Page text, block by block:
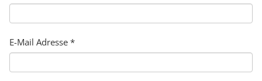
E-Mail Adresse *